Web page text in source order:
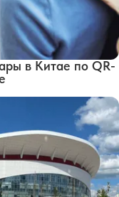
в Китае по QR-